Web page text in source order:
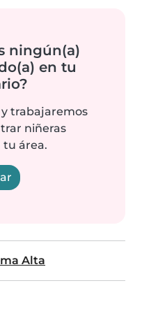
ningún(a)
en tu
trabajaremos
niñeras
tu área.
Alta